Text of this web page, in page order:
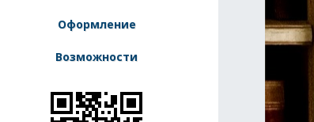
Оформление
Возможности